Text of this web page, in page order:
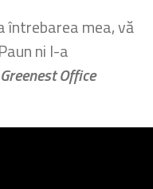
întrebarea mea, vă
ni l-a
Office